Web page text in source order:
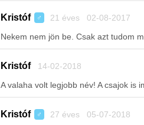
Kristóf ♂ 21 éves 02-08-2017
Nekem nem jön be. Csak azt tudom
Kristóf14-02-2018
A valaha volt legjobb név! A csajok is
Kristóf ♂ 27 éves 05-07-2018